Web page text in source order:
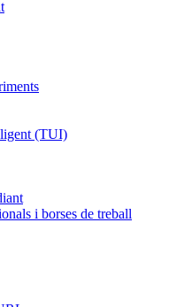
(TUI)
i borses de treball